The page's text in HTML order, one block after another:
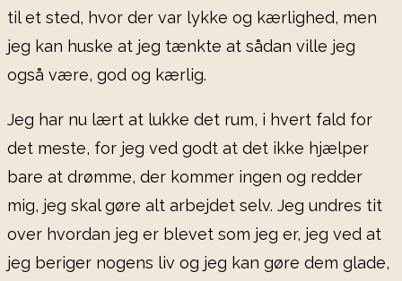
til et sted, hvor der var lykke og kærlighed, men
jeg kan huske at jeg tænkte at sådan ville jeg
også være, god og kærlig.
Jeg har nu lært at lukke det rum, i hvert fald for
det meste, for jeg ved godt at det ikke hjælper
bare at drømme, der kommer ingen og redder
mig, jeg skal gøre alt arbejdet selv. Jeg undres tit
over hvordan jeg er blevet som jeg er, jeg ved at
jeg beriger nogens liv og jeg kan gøre dem glade,